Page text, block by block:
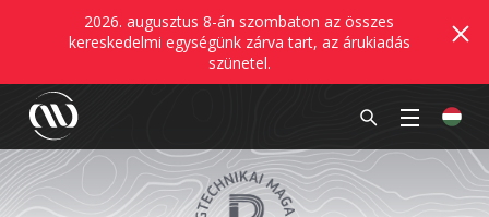
2026. augusztus 8-án szombaton az összes
kereskedelmi egységünk zárva tart, az árukiadás
szünetel.